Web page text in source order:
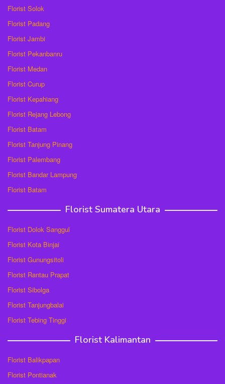
Florist Solok
Florist Padang
Florist Jambi
Florist Pekanbanru
Florist Medan
Florist Curup
Florist Kepahiang
Florist Rejang Lebong
Florist Batam
Florist Tanjung Pinang
Florist Palembang
Florist Bandar Lampung
Florist Batam
Florist Sumatera Utara
Florist Dolok Sanggul
Florist Kota Binjai
Florist Gunungsitoli
Florist Rantau Prapat
Florist Sibolga
Florist Tanjungbalai
Florist Tebing Tinggi
Florist Kalimantan
Florist Balikpapan
Florist Pontianak